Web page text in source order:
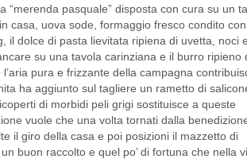
“merenda pasquale” disposta con cura su un
casa, uova sode, formaggio fresco condito
il dolce di pasta lievitata ripiena di uvetta, noci e
su una tavola carinziana e il burro ripieno
pura e frizzante della campagna
ha aggiunto sul tagliere un rametto di
di morbidi peli grigi sostituisce a queste
vuole che una volta tornati dalla
il giro della casa e poi posizioni il mazzetto di
buon raccolto e quel po’ di fortuna che nella